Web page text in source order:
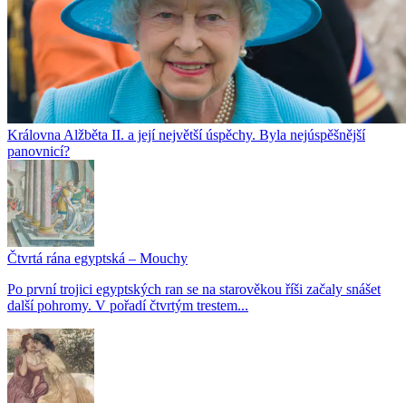
Královna Alžběta II. a její největší úspěchy. Byla nejúspěšnější
panovnicí?
Čtvrtá rána egyptská – Mouchy
Po první trojici egyptských ran se na starověkou říši začaly snášet
další pohromy. V pořadí čtvrtým trestem...